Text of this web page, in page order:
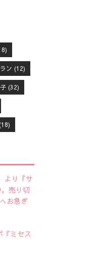
ン (12)
(32)
より『サ
売り切
お急ぎ
『ミセス